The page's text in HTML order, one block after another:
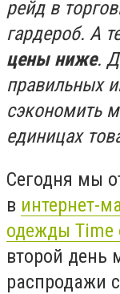
рейд в
гардероб. А
цены ниже.
правильных
сэкономить
единицах
Сегодня мы
в интернет-
одежды Time
второй день
распродажи